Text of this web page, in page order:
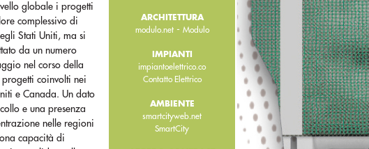
globale i progetti
complessivo di
Stati Uniti, ma si
da un numero
nel corso della
progetti coinvolti nei
e Canada. Un dato
e una presenza
nelle regioni
capacità di
ARCHITETTURA
modulo.net- Modulo
IMPIANTI
impiantoelettrico.co
Contatto Elettrico
AMBIENTE
smartcityweb.net
SmartCity